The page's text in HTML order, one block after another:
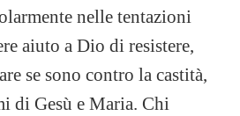
nelle tentazioni
aiuto a Dio di resistere,
se sono contro la castità,
di Gesù e Maria. Chi